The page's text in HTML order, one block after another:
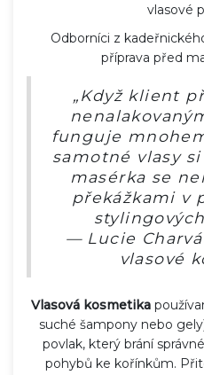
vlasové
Odborníci z
příprava před
„Když klient
funguje
samotné vlasy
masérka se
překážkami v
— Lucie
vlasové
Vlasová kosmetika
suché šampony nebo
povlak, který brání
pohybů ke kořínkům.